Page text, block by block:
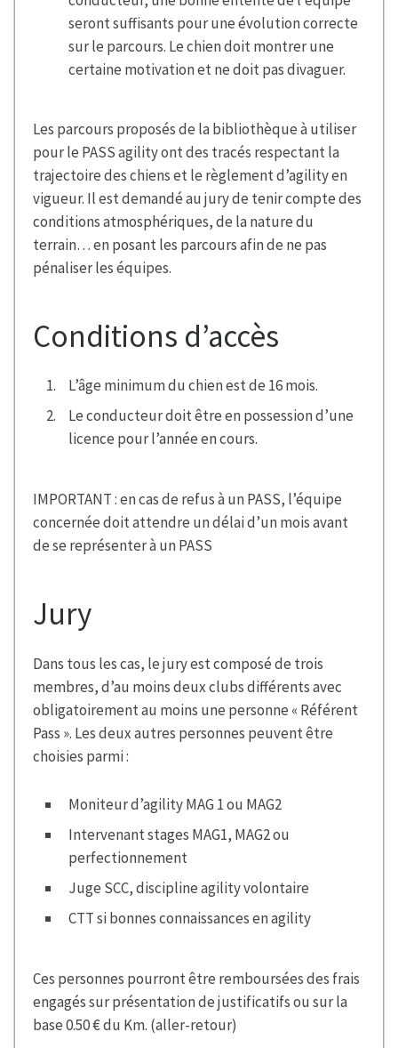
seront suffisants pour une évolution correcte
sur le parcours. Le chien doit montrer une
certaine motivation et ne doit pas divaguer.
Les parcours proposés de la bibliothèque à utiliser
pour le PASS agility ont des tracés respectant la
trajectoire des chiens et le règlement d’agility en
vigueur. Il est demandé au jury de tenir compte des
conditions atmosphériques, de la nature du
terrain… en posant les parcours afin de ne pas
pénaliser les équipes.
Conditions d’accès
L’âge minimum du chien est de 16 mois.
Le conducteur doit être en possession d’une
licence pour l’année en cours.
IMPORTANT : en cas de refus à un PASS, l’équipe
concernée doit attendre un délai d’un mois avant
de se représenter à un PASS
Jury
Dans tous les cas, le jury est composé de trois
membres, d’au moins deux clubs différents avec
obligatoirement au moins une personne « Référent
Pass ». Les deux autres personnes peuvent être
choisies parmi :
Moniteur d’agility MAG 1 ou MAG2
Intervenant stages MAG1, MAG2 ou
perfectionnement
Juge SCC, discipline agility volontaire
CTT si bonnes connaissances en agility
Ces personnes pourront être remboursées des frais
engagés sur présentation de justificatifs ou sur la
base 0.50 € du Km. (aller-retour)